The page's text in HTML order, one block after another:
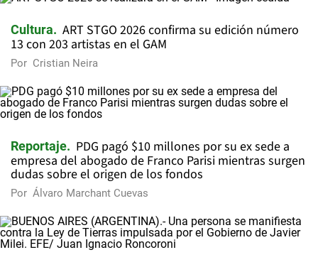
Cultura
ART STGO 2026 confirma su edición número
13 con 203 artistas en el GAM
Por Cristian Neira
Reportaje
PDG pagó $10 millones por su ex sede a
empresa del abogado de Franco Parisi mientras surgen
dudas sobre el origen de los fondos
Por Álvaro Marchant Cuevas